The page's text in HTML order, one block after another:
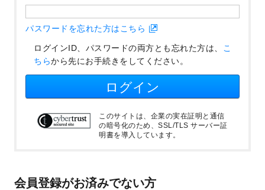
パスワードを忘れた方はこちら
ログインID、パスワードの両方とも忘れた方は、 こ
ちらから先にお手続きをしてください。
ログイン
このサイトは、企業の実在証明と通信
の暗号化のため、SSL/TLS サーバー証
明書を導入しています。
会員登録がお済みでない方